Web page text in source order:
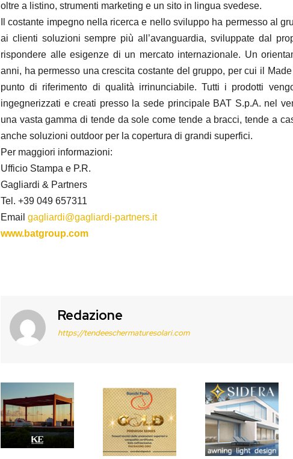
oltre a listino, strumenti marketing e un sito in lingua svedese.
Il costante impegno nella ricerca e nello sviluppo ha permesso al
ai clienti soluzioni sempre più all’avanguardia, sviluppate dal
rispondere alle esigenze di un mercato internazionale. Un
anni, ha permesso una crescita costante del gruppo, per cui il
punto di riferimento di qualità irrinunciabile. Tutti i prodotti
ingegnerizzati e creati presso la sede principale BAT S.p.A. nel
una vasta gamma di tende da sole come tende a bracci, tende a
anche soluzioni outdoor per la copertura di grandi superfici.
Per maggiori informazioni:
Ufficio Stampa e P.R.
Gagliardi & Partners
Tel. +39 049 657311
Email gagliardi@gagliardi-partners.it
www.batgroup.com
Redazione
https://tendeeschermaturesolari.com